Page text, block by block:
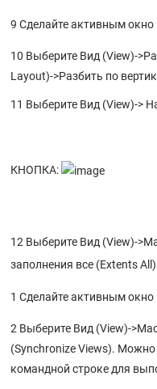
9 Сделайте активным
10 Выберите Вид (View)-
Layout)->Разбить по
11 Выберите Вид (View)->
КНОПКА:
12 Выберите Вид (View)-
заполнения все (Extents
1 Сделайте активным
2 Выберите Вид (View)-
(Synchronize Views).
командной строке для